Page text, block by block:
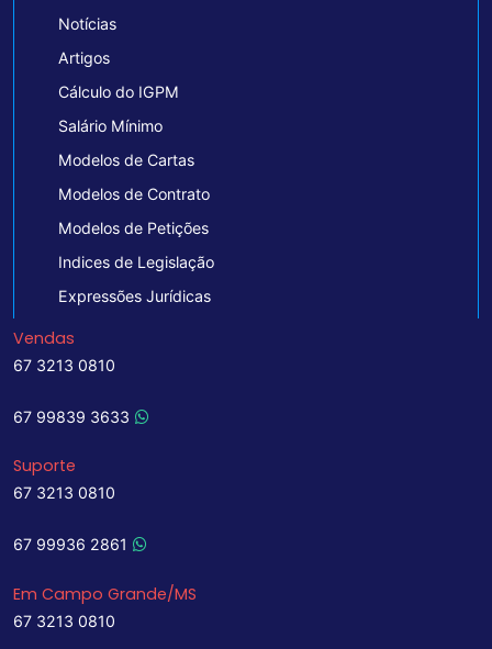
Notícias
Artigos
Cálculo do IGPM
Salário Mínimo
Modelos de Cartas
Modelos de Contrato
Modelos de Petições
Indices de Legislação
Expressões Jurídicas
Vendas
67 3213 0810
67 99839 3633
Suporte
67 3213 0810
67 99936 2861
Em Campo Grande/MS
67 3213 0810